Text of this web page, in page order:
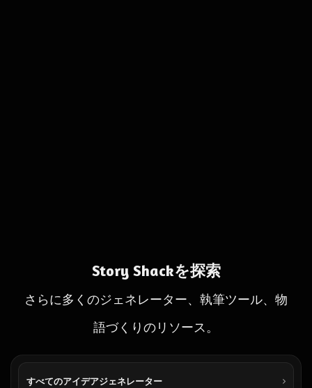
Story Shackを探索
さらに多くのジェネレーター、執筆ツール、物
語づくりのリソース。
すべてのアイデアジェネレーター